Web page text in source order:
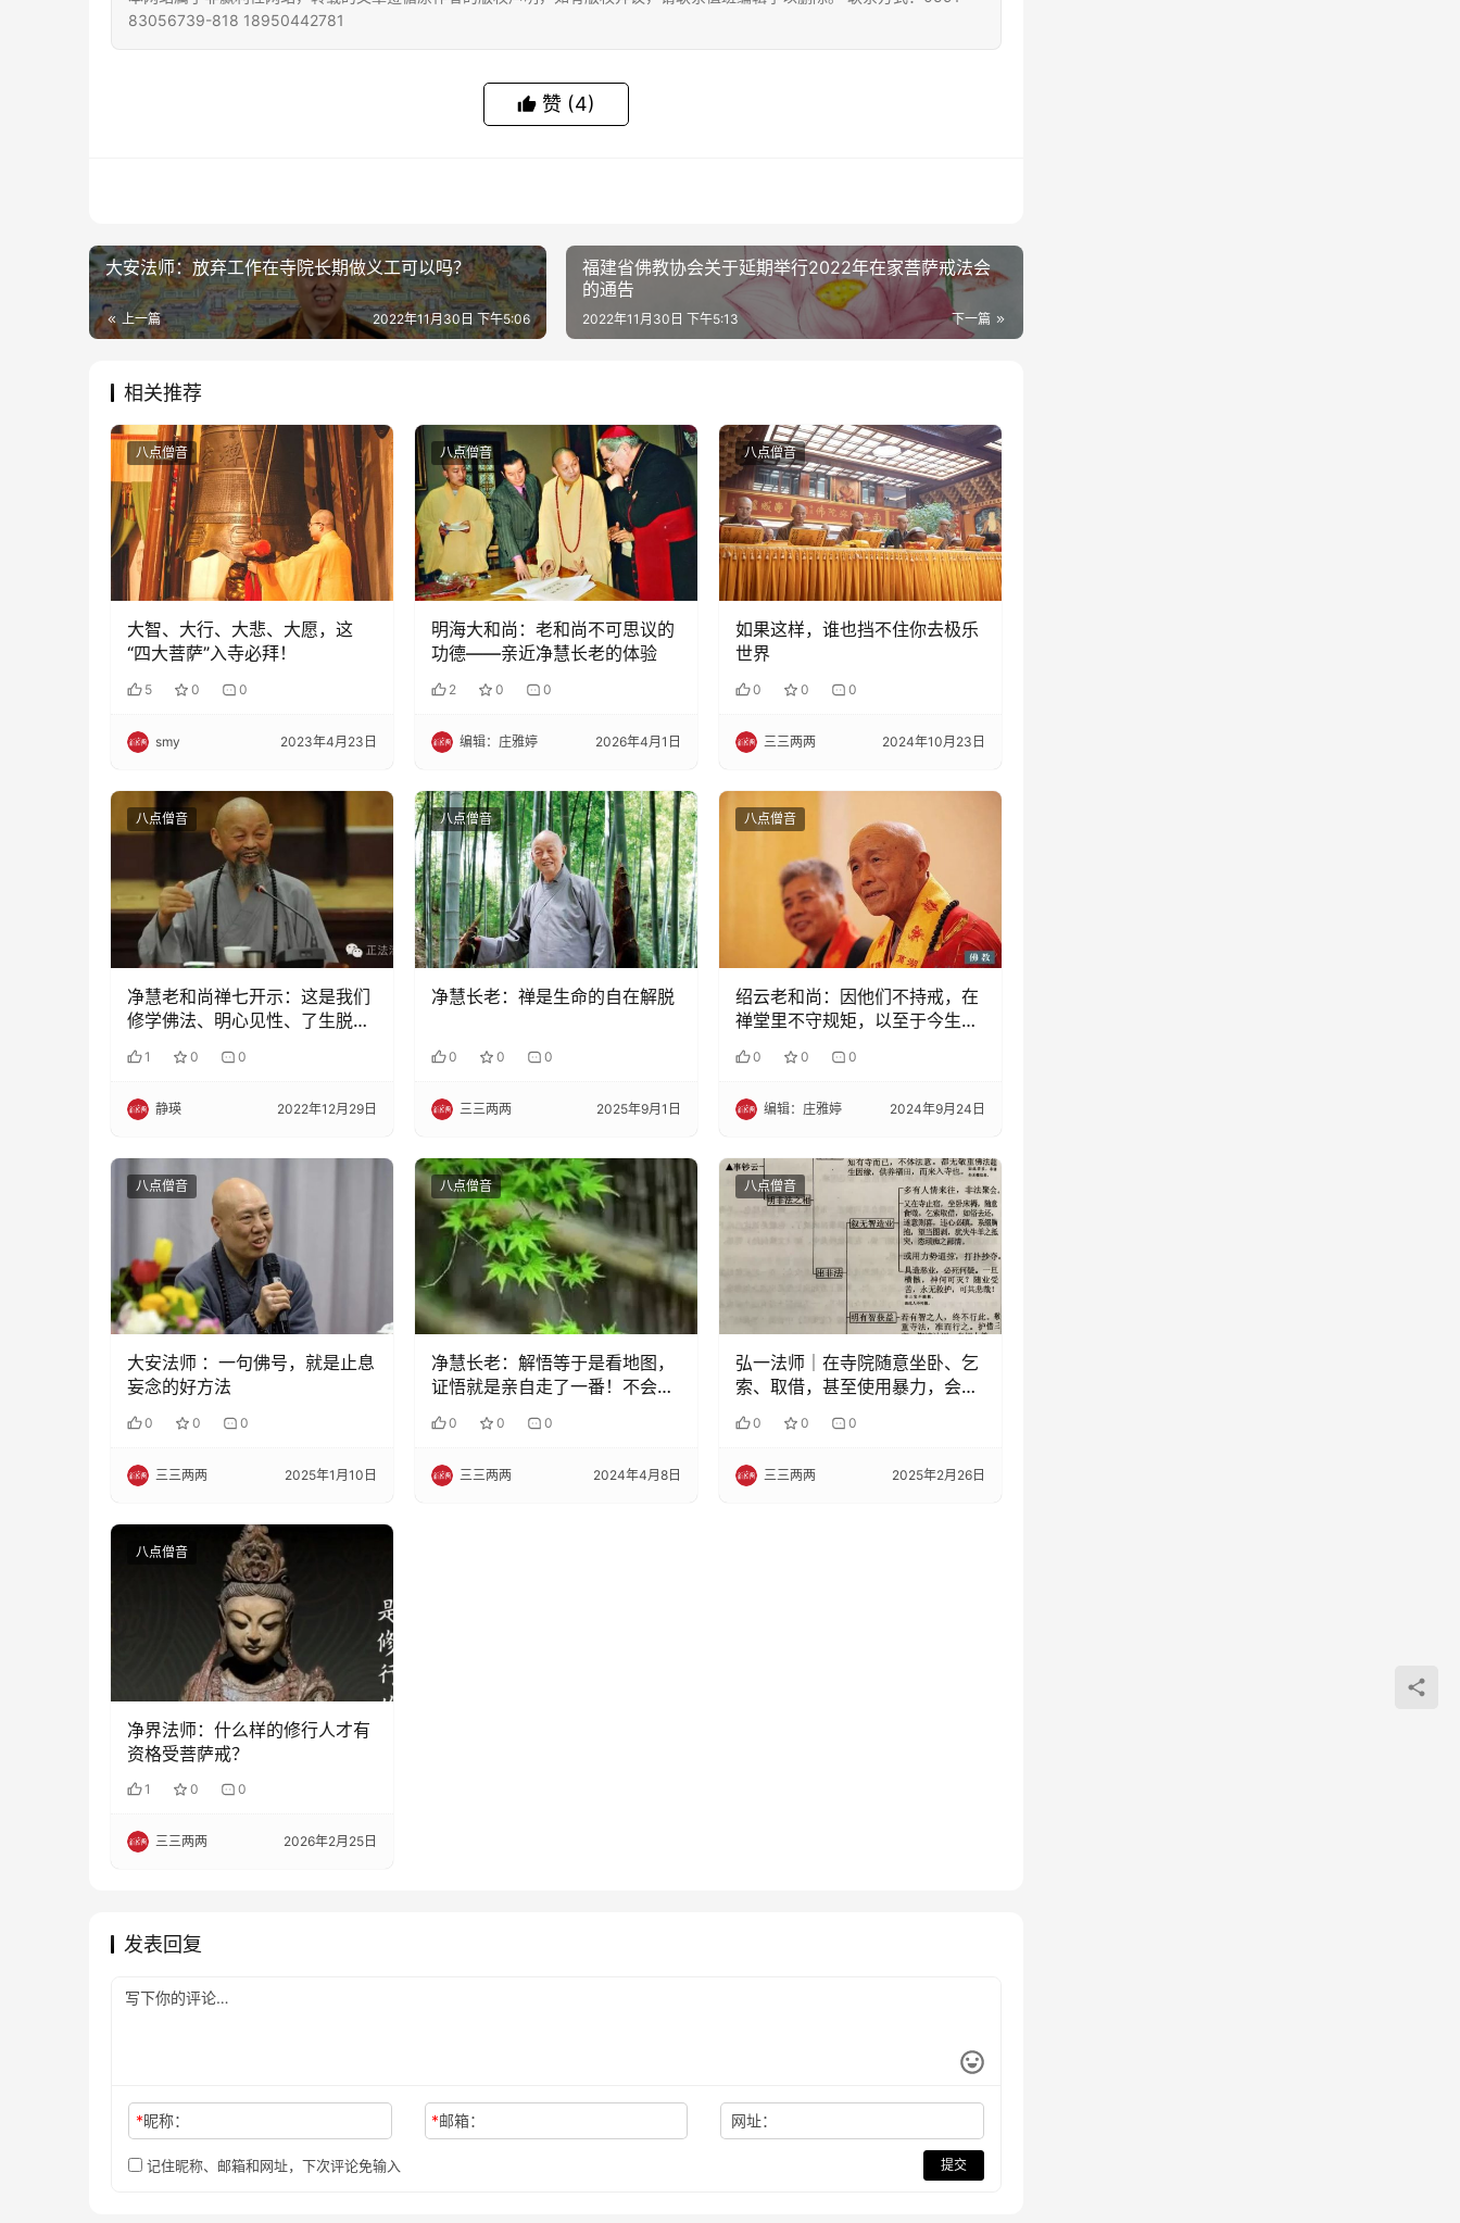
83056739-818 18950442781
赞 (4)
大安法师：放弃工作在寺院长期做义工可以吗？
上一篇 2022年11月30日 下午5:06
福建省佛教协会关于延期举行2022年在家菩萨戒法会
的通告
下一篇
2022年11月30日 下午5:13
相关推荐
八点僧音
大智、大行、大悲、大愿，这
“四大菩萨”入寺必拜！
5 0 0
smy 2023年4月23日
八点僧音
明海大和尚：老和尚不可思议的
功德——亲近净慧长老的体验
2 0 0
编辑：庄雅婷 2026年4月1日
八点僧音
如果这样，谁也挡不住你去极乐
世界
0 0 0
三三两两 2024年10月23日
八点僧音
净慧老和尚禅七开示：这是我们
修学佛法、明心见性、了生脱死
1 0 0
静瑛 2022年12月29日
八点僧音
净慧长老：禅是生命的自在解脱
0 0 0
三三两两 2025年9月1日
八点僧音
绍云老和尚：因他们不持戒，在
禅堂里不守规矩，以至于今生投
0 0 0
编辑：庄雅婷 2024年9月24日
八点僧音
大安法师 ：一句佛号，就是止息
妄念的好方法
0 0 0
三三两两 2025年1月10日
八点僧音
净慧长老：解悟等于是看地图，
证悟就是亲自走了一番！不会再
有迷惑
0 0 0
三三两两 2024年4月8日
八点僧音
弘一法师｜在寺院随意坐卧、乞
索、取借，甚至使用暴力，会结
下很重的罪业……
0 0 0
三三两两 2025年2月26日
八点僧音
净界法师：什么样的修行人才有
资格受菩萨戒？
1 0 0
三三两两 2026年2月25日
发表回复
*昵称： *邮箱： 网址：
记住昵称、邮箱和网址，下次评论免输入 提交